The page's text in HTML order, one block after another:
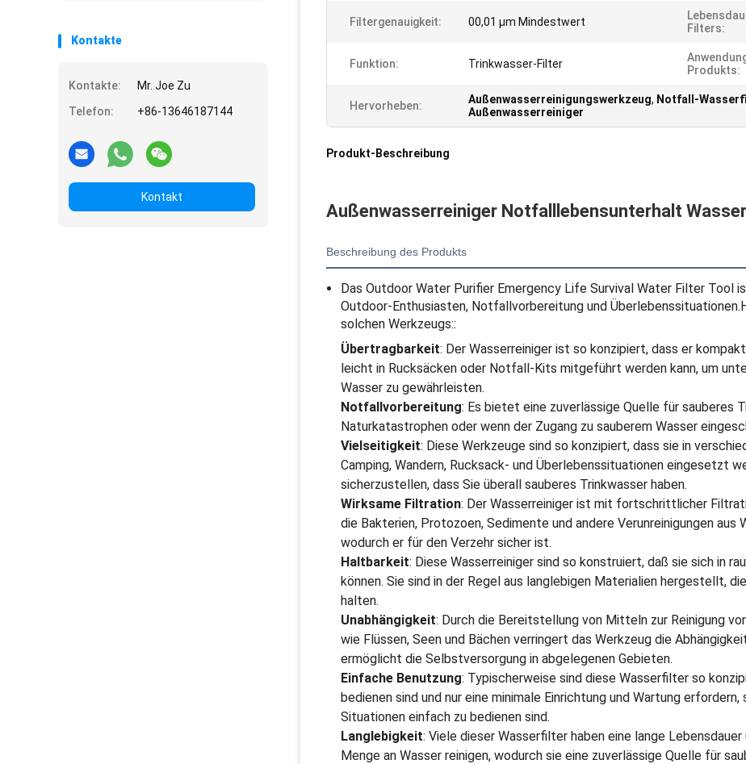
Kontakte
Kontakte:
Mr. Joe Zu
Telefon:
+86-13646187144
Kontakt
Filtergenauigkeit: 00,01 μm Mindestwert
Filters:
Funktion: Trinkwasser-Filter
Produkts:
Hervorheben: Außenwasserreinigungswerkzeug, Notfall-
Außenwasserreiniger
Produkt-Beschreibung
Außenwasserreiniger Notfalllebensunterhalt
Beschreibung des Produkts
Das Outdoor Water Purifier Emergency Life Survival Water Filter Tool
Outdoor-Enthusiasten, Notfallvorbereitung und
solchen Werkzeugs::
Übertragbarkeit: Der Wasserreiniger ist so konzipiert, dass er
leicht in Rucksäcken oder Notfall-Kits mitgeführt werden kann, um
Wasser zu gewährleisten.
Notfallvorbereitung: Es bietet eine zuverlässige Quelle für sauberes
Naturkatastrophen oder wenn der Zugang zu sauberem Wasser
Vielseitigkeit: Diese Werkzeuge sind so konzipiert, dass sie in
Camping, Wandern, Rucksack- und Überlebenssituationen eingesetzt
sicherzustellen, dass Sie überall sauberes Trinkwasser haben.
Wirksame Filtration: Der Wasserreiniger ist mit fortschrittlicher
die Bakterien, Protozoen, Sedimente und andere Verunreinigungen aus
wodurch er für den Verzehr sicher ist.
Haltbarkeit: Diese Wasserreiniger sind so konstruiert, daß sie sich in
können. Sie sind in der Regel aus langlebigen Materialien hergestellt,
halten.
Unabhängigkeit: Durch die Bereitstellung von Mitteln zur Reinigung
wie Flüssen, Seen und Bächen verringert das Werkzeug die
ermöglicht die Selbstversorgung in abgelegenen Gebieten.
Einfache Benutzung: Typischerweise sind diese Wasserfilter so
bedienen sind und nur eine minimale Einrichtung und Wartung
Situationen einfach zu bedienen sind.
Langlebigkeit: Viele dieser Wasserfilter haben eine lange
Menge an Wasser reinigen, wodurch sie eine zuverlässige Quelle für